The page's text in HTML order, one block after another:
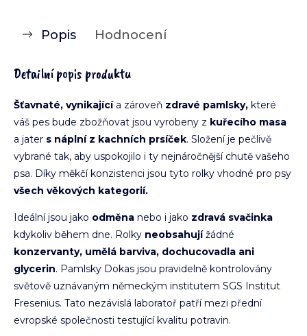
Popis Hodnocení
Detailní popis produktu
Šťavnaté, vynikajícía zároveň zdravé pamlsky, které
váš pes bude zbožňovat jsou vyrobeny z kuřecího masa
a jater s náplní z kachních prsíček. Složení je pečlivě
vybrané tak, aby uspokojilo i ty nejnáročnější chutě vašeho
psa. Díky měkčí konzistenci jsou tyto rolky vhodné pro psy
všech věkových kategorií.
Ideální jsou jako odměna nebo i jako zdravá svačinka
kdykoliv během dne. Rolky neobsahujížádné
konzervanty, umělá barviva, dochucovadla ani
glycerin. Pamlsky Dokas jsou pravidelně kontrolovány
světově uznávaným německým institutem SGS Institut
Fresenius. Tato nezávislá laboratoř patří mezi přední
evropské společnosti testující kvalitu potravin.